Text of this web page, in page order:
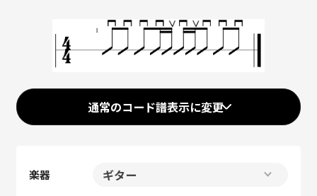
通常のコード譜表示に変更
楽器